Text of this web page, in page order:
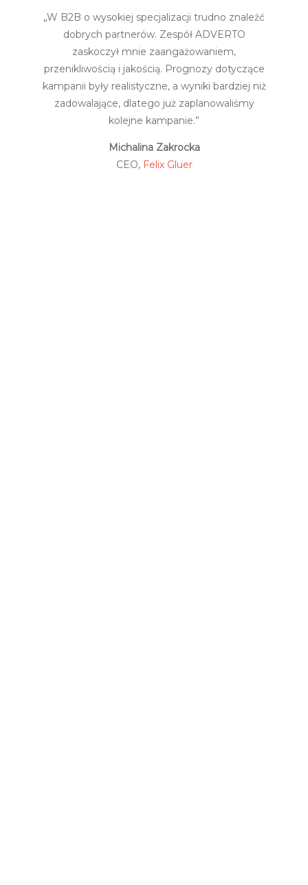
„W B2B o wysokiej specjalizacji trudno znaleźć
dobrych partnerów. Zespół ADVERTO
zaskoczył mnie zaangażowaniem,
przenikliwością i jakością. Prognozy dotyczące
kampanii były realistyczne, a wyniki bardziej niż
zadowalające, dlatego już zaplanowaliśmy
kolejne kampanie.”
Michalina Zakrocka
CEO, Felix Gluer